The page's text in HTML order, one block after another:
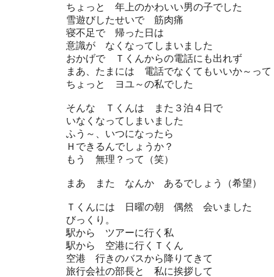
ちょっと 年上のかわいい男の子でした
雪遊びしたせいで 筋肉痛
寝不足で 帰った日は
意識が なくなってしまいました
おかげで Ｔくんからの電話にも出れず
まあ、たまには 電話でなくてもいいか～って
ちょっと ヨユ～の私でした
そんな Ｔくんは また３泊４日で
いなくなってしまいました
ふう～、いつになったら
Ｈできるんでしょうか？
もう 無理？って（笑）
まあ また なんか あるでしょう（希望）
Ｔくんには 日曜の朝 偶然 会いました
びっくり。
駅から ツアーに行く私
駅から 空港に行くＴくん
空港 行きのバスから降りてきて
旅行会社の部長と 私に挨拶して